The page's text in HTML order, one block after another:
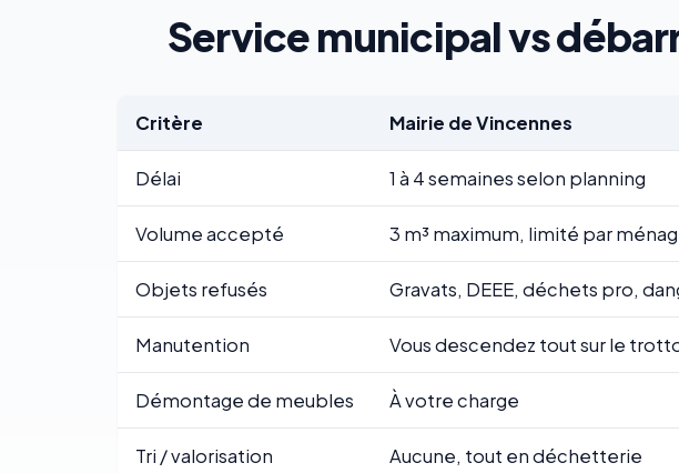
Service municipal vs
Critère Mairie de Vincennes
Délai 1 à 4 semaines selon planning
Volume accepté 3 m³ maximum, limité par
Objets refusés Gravats, DEEE, déchets pro,
Manutention Vous descendez tout sur le
Démontage de meubles À votre charge
Tri / valorisation Aucune, tout en déchetterie